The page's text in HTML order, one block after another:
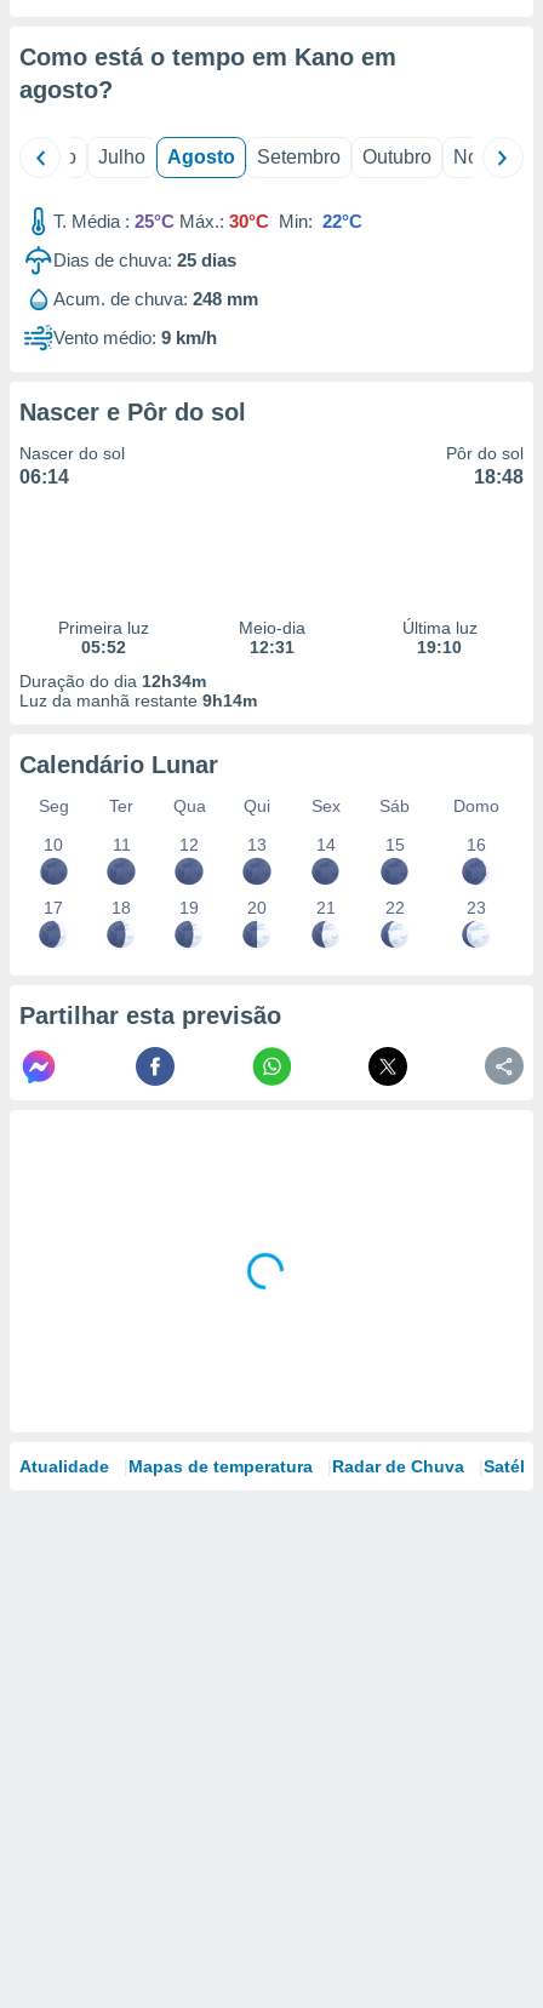
através
estudos
de
Como está o tempo em Kano em
agosto?
Junho Julho Agosto Setembro Outubro Novembro
T. Média : 25°C Máx.: 30°C Min: 22°C
Dias de chuva: 25 dias
Acum. de chuva: 248 mm
Vento médio: 9 km/h
Nascer e Pôr do sol
Nascer do sol
06:14
Pôr do sol
18:48
Primeira luz
05:52
Meio-dia
12:31
Última luz
19:10
Duração do dia 12h34m
Luz da manhã restante 9h14m
Calendário Lunar
Seg Ter Qua Qui Sex Sáb
Domo
10
11 12 13 14 15 16
17 18 19 20 21 22 23
Partilhar esta previsão
Atualidade Mapas de temperatura Radar de Chuva